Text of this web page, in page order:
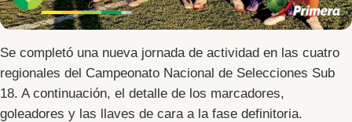
Se completó una nueva jornada de actividad en las cuatro
regionales del Campeonato Nacional de Selecciones Sub
18. A continuación, el detalle de los marcadores,
goleadores y las llaves de cara a la fase definitoria.